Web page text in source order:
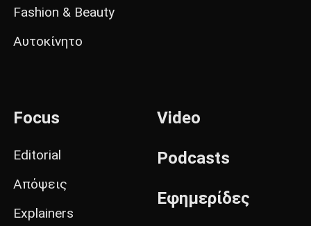
Fashion & Beauty
Αυτοκίνητο
Focus
Editorial
Απόψεις
Explainers
Video
Podcasts
Εφημερίδες